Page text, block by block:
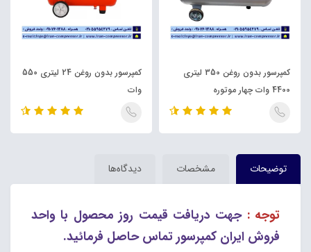
کمپرسور بدون روغن 350 لیتری
4400 وات چهار موتوره
کمپرسور بدون روغن 24 لیتری 550
وات
توضیحات مشخصات دیدگاه‌ها
توجه : جهت دریافت قیمت روز محصول با واحد
فروش ایران کمپرسور تماس حاصل فرمائید.